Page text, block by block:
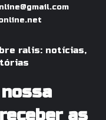
ralis: notícias,
as